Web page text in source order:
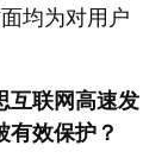
均为对用户
互联网高速发
有效保护？